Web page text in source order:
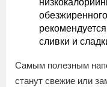
сливки и
Самым полезным
станут свежие или